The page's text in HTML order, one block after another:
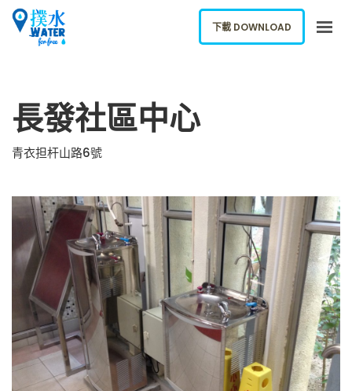
下載應用
ENGLISH
下載 DOWNLOAD
長發社區中心
青衣担杆山路6號
下載 DOWNLOAD